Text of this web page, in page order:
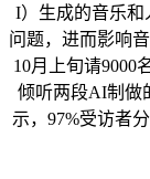
I）生成的音乐和
问题，进而影响
10月上旬请9000
倾听两段AI制做
示，97%受访者